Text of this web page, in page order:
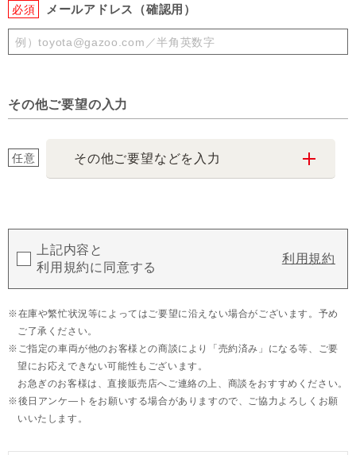
必須 メールアドレス（確認用）
その他ご要望の入力
任意 その他ご要望などを入力
上記内容と
利用規約に同意する
利用規約
在庫や繁忙状況等によってはご要望に沿えない場合がございます。予め
ご了承ください。
ご指定の車両が他のお客様との商談により「売約済み」になる等、ご要
望にお応えできない可能性もございます。
お急ぎのお客様は、直接販売店へご連絡の上、商談をおすすめください。
後日アンケ―トをお願いする場合がありますので、ご協力よろしくお願
いいたします。